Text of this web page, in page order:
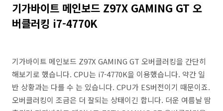
기가바이트 메인보드 Z97X GAMING GT 오
버클러킹 i7-4770K
기가바이트 메인보드 Z97X GAMING GT 오버클러킹을 간단히
해보기로 했습니다. CPU는 i7-4770K을 이용했습니다. 약간 일
반 상황과는 다를 수 는 있습니다. CPU가 ES버전이기 때문이죠.
오버클러킹이 조금은 더 잘되는 상태이긴 합니다. 더운 여름날 땀